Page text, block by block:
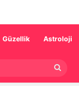
Güzellik Astroloji